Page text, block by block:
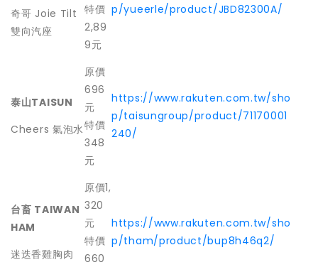
奇哥 Joie Tilt
雙向汽座
特價
2,89
9元
p/yueerle/product/JBD82300A/
泰山TAISUN
Cheers 氣泡水
原價
696
元
特價
348
元
https://www.rakuten.com.tw/sho
p/taisungroup/product/71170001
240/
台畜 TAIWAN
HAM
迷迭香雞胸肉
原價1,
320
元
特價
660
https://www.rakuten.com.tw/sho
p/tham/product/bup8h46q2/